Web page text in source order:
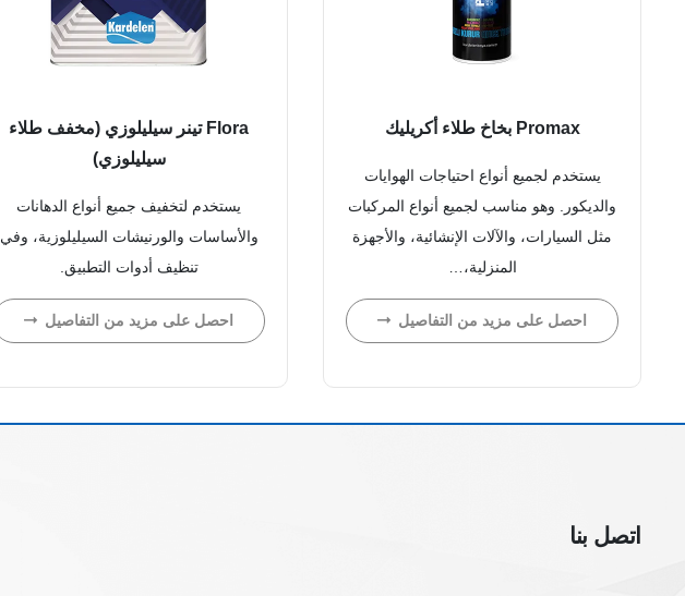
Promax بخاخ طلاء أكريليك
يستخدم لجميع أنواع احتياجات الهوايات
والديكور. وهو مناسب لجميع أنواع المركبات
مثل السيارات، والآلات الإنشائية، والأجهزة
المنزلية،…
احصل على مزيد من التفاصيل
Flora تينر سيليلوزي (مخفف طلاء
سيليلوزي)
يستخدم لتخفيف جميع أنواع الدهانات
والأساسات والورنيشات السيليلوزية، وفي
تنظيف أدوات التطبيق.
احصل على مزيد من التفاصيل
اتصل بنا